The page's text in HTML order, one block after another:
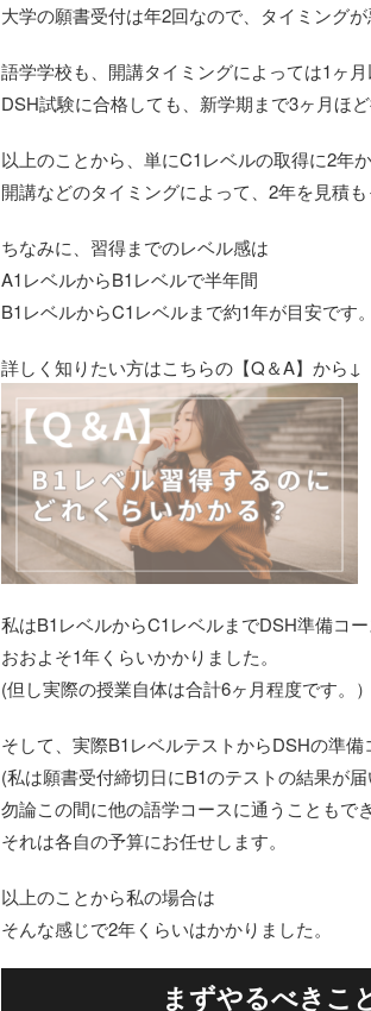
大学の願書受付は年2回なので、タイミングが
語学学校も、開講タイミングによっては1ヶ月
DSH試験に合格しても、新学期まで3ヶ月ほど
以上のことから、単にC1レベルの取得に2年
開講などのタイミングによって、2年を見積も
ちなみに、習得までのレベル感は
A1レベルからB1レベルで半年間
B1レベルからC1レベルまで約1年が目安です。
詳しく知りたい方はこちらの【Q＆A】から↓
私はB1レベルからC1レベルまでDSH準備コー
おおよそ1年くらいかかりました。
(但し実際の授業自体は合計6ヶ月程度です。）
そして、実際B1レベルテストからDSHの準備
(私は願書受付締切日にB1のテストの結果が
勿論この間に他の語学コースに通うこともで
それは各自の予算にお任せします。
以上のことから私の場合は
そんな感じで2年くらいはかかりました。
まずやるべきこ